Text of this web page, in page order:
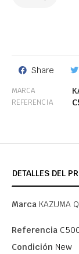
Share
MARCA
REFERENCIA
DETALLES DEL
Marca KAZUMA
Referencia
Condición New